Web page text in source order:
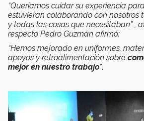
“Queríamos cuidar su experiencia
estuvieran colaborando con nosotros
y todas las cosas que necesitaban” ,
respecto Pedro Guzmán afirmó:
“Hemos mejorado en uniformes,
apoyos y retroalimentación sobre
mejor en nuestro trabajo”.